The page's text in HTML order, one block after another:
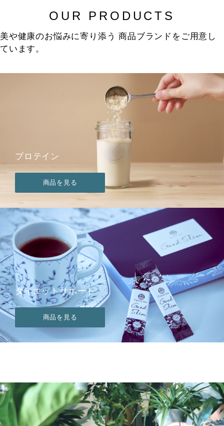
OUR PRODUCTS
美や健康のお悩みに寄り添う 商品ブランドをご用意し
ています。
プロテイン
商品を見る
ダイエットサポート
商品を見る